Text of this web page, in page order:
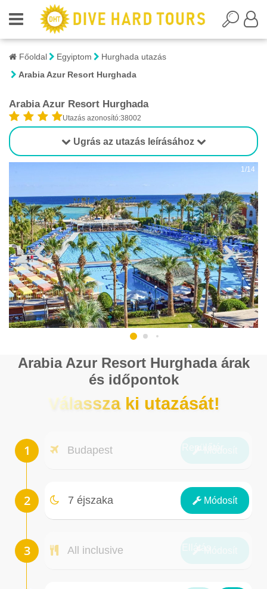
Főoldal Egyiptom
Hurghada utazás
Arabia Azur Resort Hurghada
Arabia Azur Resort Hurghada
Utazás azonosító:38002
Ugrás az utazás leírásához
1/14
Arabia Azur Resort Hurghada árak
és időpontok
Válassza ki utazását!
Budapest
7 éjszaka Módosít
Éjszakák
All inclusive